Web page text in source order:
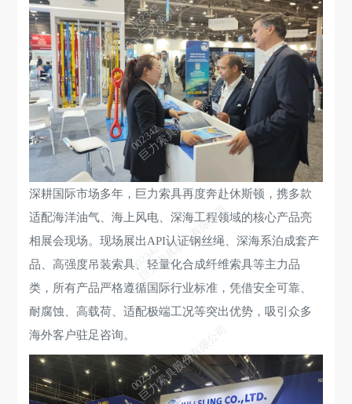
深耕国际市场多年，巨力索具再度奔赴休斯顿，携多款
适配海洋油气、海上风电、深海工程领域的核心产品亮
相展会现场。现场展出API认证钢丝绳、深海系泊成套产
品、高强度吊装索具、轻量化合成纤维索具等主力品
类，所有产品严格遵循国际行业标准，凭借安全可靠、
耐腐蚀、高载荷、适配极端工况等突出优势，吸引众多
海外客户驻足咨询。
002342
002342
巨力索具股份有限公司
002342
巨力索具股份有限公司
002342
巨力索具股份有限公司